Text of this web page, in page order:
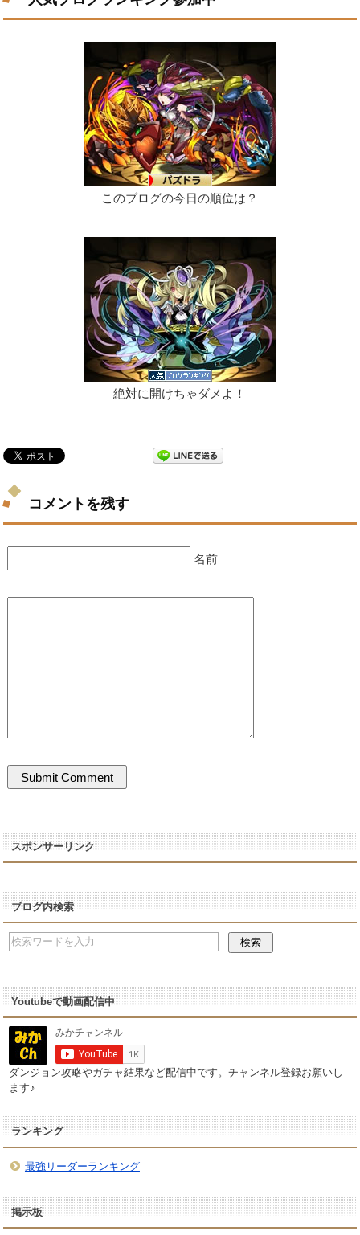
このブログの今日の順位は？
絶対に開けちゃダメよ！
コメントを残す
名前
スポンサーリンク
ブログ内検索
Youtubeで動画配信中
ダンジョン攻略やガチャ結果など配信中です。チャンネル登録お願いし
ます♪
ランキング
最強リーダーランキング
掲示板